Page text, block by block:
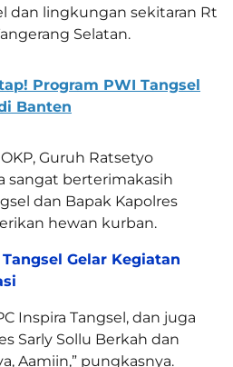
dan lingkungan sekitaran Rt
Selatan.
Program PWI Tangsel
Banten
Guruh Ratsetyo
sangat berterimakasih
dan Bapak Kapolres
hewan kurban.
Tangsel Gelar Kegiatan
Inspira Tangsel, dan juga
Sarly Sollu Berkah dan
Aamiin,” pungkasnya.